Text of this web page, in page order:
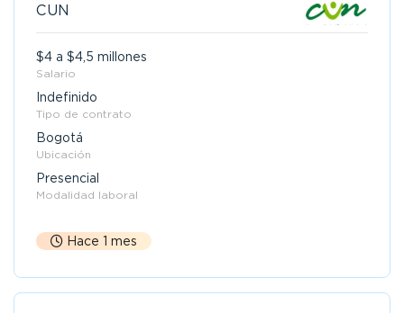
CUN
$4 a $4,5 millones
Salario
Indefinido
Tipo de contrato
Bogotá
Ubicación
Presencial
Modalidad laboral
Hace 1 mes